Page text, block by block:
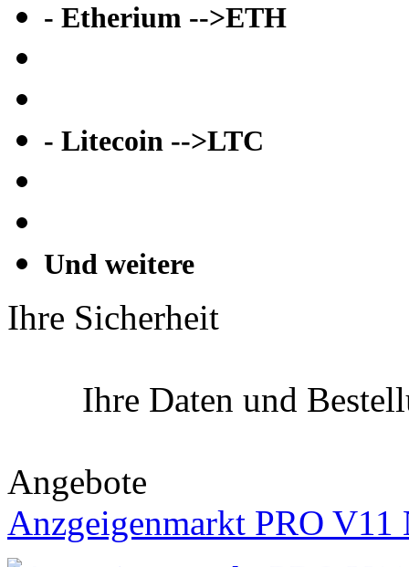
- Etherium -->ETH
- Litecoin -->LTC
Und weitere
Ihre Sicherheit
Ihre Daten und
Angebote
Anzgeigenmarkt PRO V11